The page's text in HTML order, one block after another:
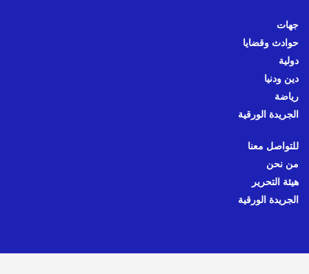
جهات
حوادث وقضايا
دولية
دين ودنيا
رياضة
الجريدة الورقية
للتواصل معنا
من نحن
هيئة التحرير
الجريدة الورقية